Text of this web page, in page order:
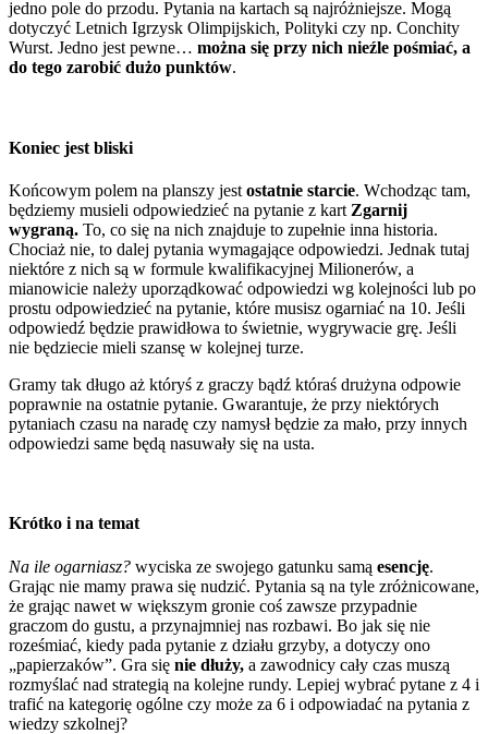
jedno pole do przodu. Pytania na kartach są najróżniejsze. Mogą
dotyczyć Letnich Igrzysk Olimpijskich, Polityki czy np. Conchity
Wurst. Jedno jest pewne… można się przy nich nieźle pośmiać, a
do tego zarobić dużo punktów.
Koniec jest bliski
Końcowym polem na planszy jest ostatnie starcie. Wchodząc tam,
będziemy musieli odpowiedzieć na pytanie z kart Zgarnij
wygraną. To, co się na nich znajduje to zupełnie inna historia.
Chociaż nie, to dalej pytania wymagające odpowiedzi. Jednak tutaj
niektóre z nich są w formule kwalifikacyjnej Milionerów, a
mianowicie należy uporządkować odpowiedzi wg kolejności lub po
prostu odpowiedzieć na pytanie, które musisz ogarniać na 10. Jeśli
odpowiedź będzie prawidłowa to świetnie, wygrywacie grę. Jeśli
nie będziecie mieli szansę w kolejnej turze.
Gramy tak długo aż któryś z graczy bądź któraś drużyna odpowie
poprawnie na ostatnie pytanie. Gwarantuje, że przy niektórych
pytaniach czasu na naradę czy namysł będzie za mało, przy innych
odpowiedzi same będą nasuwały się na usta.
Krótko i na temat
Na ile ogarniasz? wyciska ze swojego gatunku samą esencję.
Grając nie mamy prawa się nudzić. Pytania są na tyle zróżnicowane,
że grając nawet w większym gronie coś zawsze przypadnie
graczom do gustu, a przynajmniej nas rozbawi. Bo jak się nie
roześmiać, kiedy pada pytanie z działu grzyby, a dotyczy ono
„papierzaków”. Gra się nie dłuży, a zawodnicy cały czas muszą
rozmyślać nad strategią na kolejne rundy. Lepiej wybrać pytane z 4 i
trafić na kategorię ogólne czy może za 6 i odpowiadać na pytania z
wiedzy szkolnej?